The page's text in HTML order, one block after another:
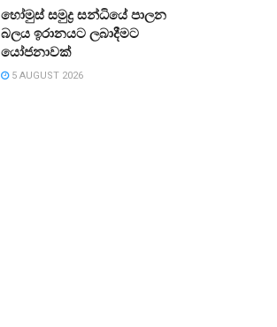
හෝමුස් සමුද්‍ර සන්ධියේ පාලන
බලය ඉරානයට ලබාදීමට
යෝජනාවක්
5 AUGUST 2026